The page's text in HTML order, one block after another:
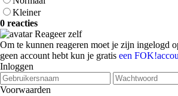
Kleiner
0 reacties
Reageer zelf
Om te kunnen reageren moet je zijn ingelogd
geen account hebt kun je gratis een
Inloggen
Voorwaarden